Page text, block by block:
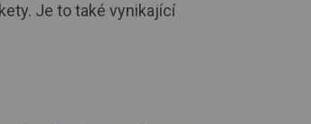
Je to také vynikající